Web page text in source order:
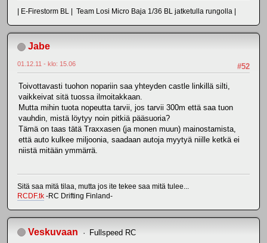
| E-Firestorm BL | Team Losi Micro Baja 1/36 BL jatketulla rungolla |
Jabe
#52
01.12.11 - klo: 15.06
Toivottavasti tuohon nopariin saa yhteyden castle linkillä silti,
vaikkeivat sitä tuossa ilmoitakkaan.
Mutta mihin tuota nopeutta tarvii, jos tarvii 300m että saa tuon
vauhdin, mistä löytyy noin pitkiä pääsuoria?
Tämä on taas tätä Traxxasen (ja monen muun) mainostamista,
että auto kulkee miljoonia, saadaan autoja myytyä niille ketkä ei
niistä mitään ymmärrä.
Sitä saa mitä tilaa, mutta jos ite tekee saa mitä tulee...
RCDF.tk -RC Drifting Finland-
Veskuvaan Fullspeed RC